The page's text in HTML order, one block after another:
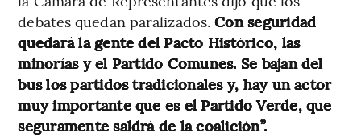
debates quedan paralizados.Con seguridad
quedará la gente del Pacto Histórico, las
minorías y el Partido Comunes. Se bajan del
bus los partidos tradicionales y, hay un actor
muy importante que es el Partido Verde, que
seguramente saldrá de la coalición”.